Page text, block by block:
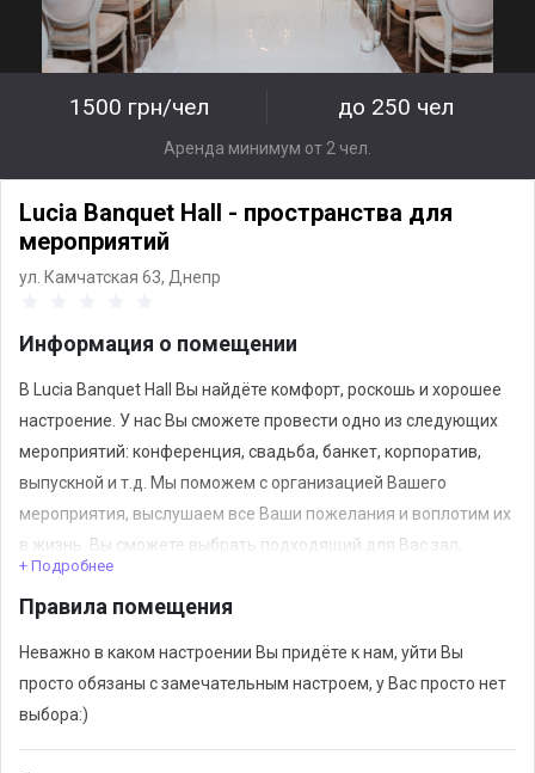
1500 грн/чел до 250 чел
Аренда минимум от 2 чел.
Lucia Banquet Hall - пространства для
мероприятий
ул. Камчатская 63, Днепр
Информация о помещении
В Lucia Banquet Hall Вы найдёте комфорт, роскошь и хорошее
настроение. У нас Вы сможете провести одно из следующих
мероприятий: конференция, свадьба, банкет, корпоратив,
выпускной и т.д. Мы поможем с организацией Вашего
мероприятия, выслушаем все Ваши пожелания и воплотим их
в жизнь. Вы сможете выбрать подходящий для Вас зал,
определиться с расстановкой мебели и с элементами декора.
Так же, при необходимости, мы поможем Вам подобрать
+ Подробнее
Правила помещения
Неважно в каком настроении Вы придёте к нам, уйти Вы
просто обязаны с замечательным настроем, у Вас просто нет
выбора:)